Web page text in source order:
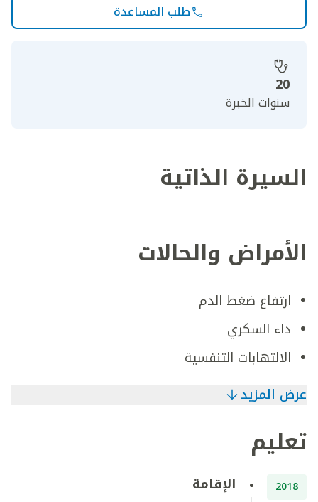
طلب المساعدة
20
سنوات الخبرة
السيرة الذاتية
الأمراض والحالات
ارتفاع ضغط الدم
داء السكري
الالتهابات التنفسية
عرض المزيد
تعليم
2018 الإقامة